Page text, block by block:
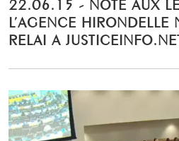
22.06.15 - NOTE AUX
L’AGENCE HIRONDELLE
RELAI A